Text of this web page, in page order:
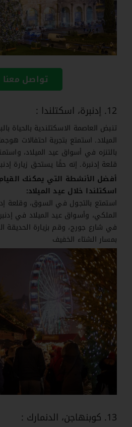
تواصل معنا
12. إدنبرة، اسكتلندا :
تنبض العاصمة الاسكتلندية بالحياة
الميلاد. استمتع بتجربة احتفالات
بالتنزه في أسواق عيد الميلاد،
قلعة إدنبرة. إنه حقًا يستحق زيارة
أفضل الأنشطة التي يمكنك
اسكتلندا خلال عيد الميلاد:
استمتع بالتجول في السوق، وقلعة
الملكي، وأسواق عيد الميلاد في
في شارع جورج، وقم بزيارة الحديقة
بمسار الشتاء الخفيف
13. كوبنهاجن، الدنمارك :